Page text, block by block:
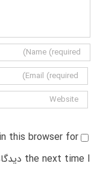
this browser for
the next time I دیدگاه.